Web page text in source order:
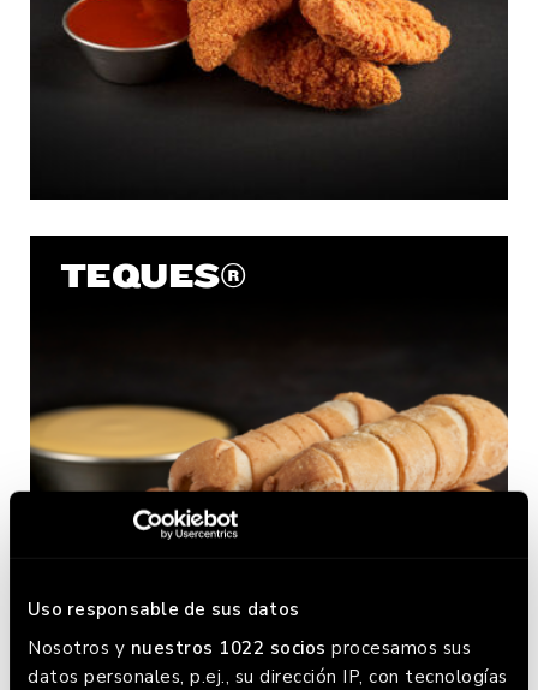
Uso responsable de sus datos
Nosotros y nuestros 1022 socios procesamos sus
datos personales, p.ej., su dirección IP, con tecnologías
TEQUES®